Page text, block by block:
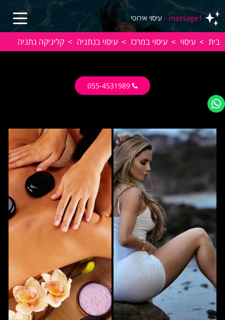
massage1 - עיסוי אירוטי
בית > עיסוי > עיסוי במרכז > עיסוי בנתניה > קליניקה נתניה